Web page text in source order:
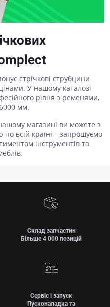
стрічкові струбцини
У нашому каталозі
рівня з ременями,
мм.
магазині ви можете з
всій країні – запрошуємо
інструментів та
Склад запчастин
Більше 4 000 позицій
Сервіс і запуск
Пусконаладка та